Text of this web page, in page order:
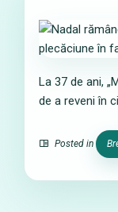
La 37 de ani,
de a reveni în
Posted in